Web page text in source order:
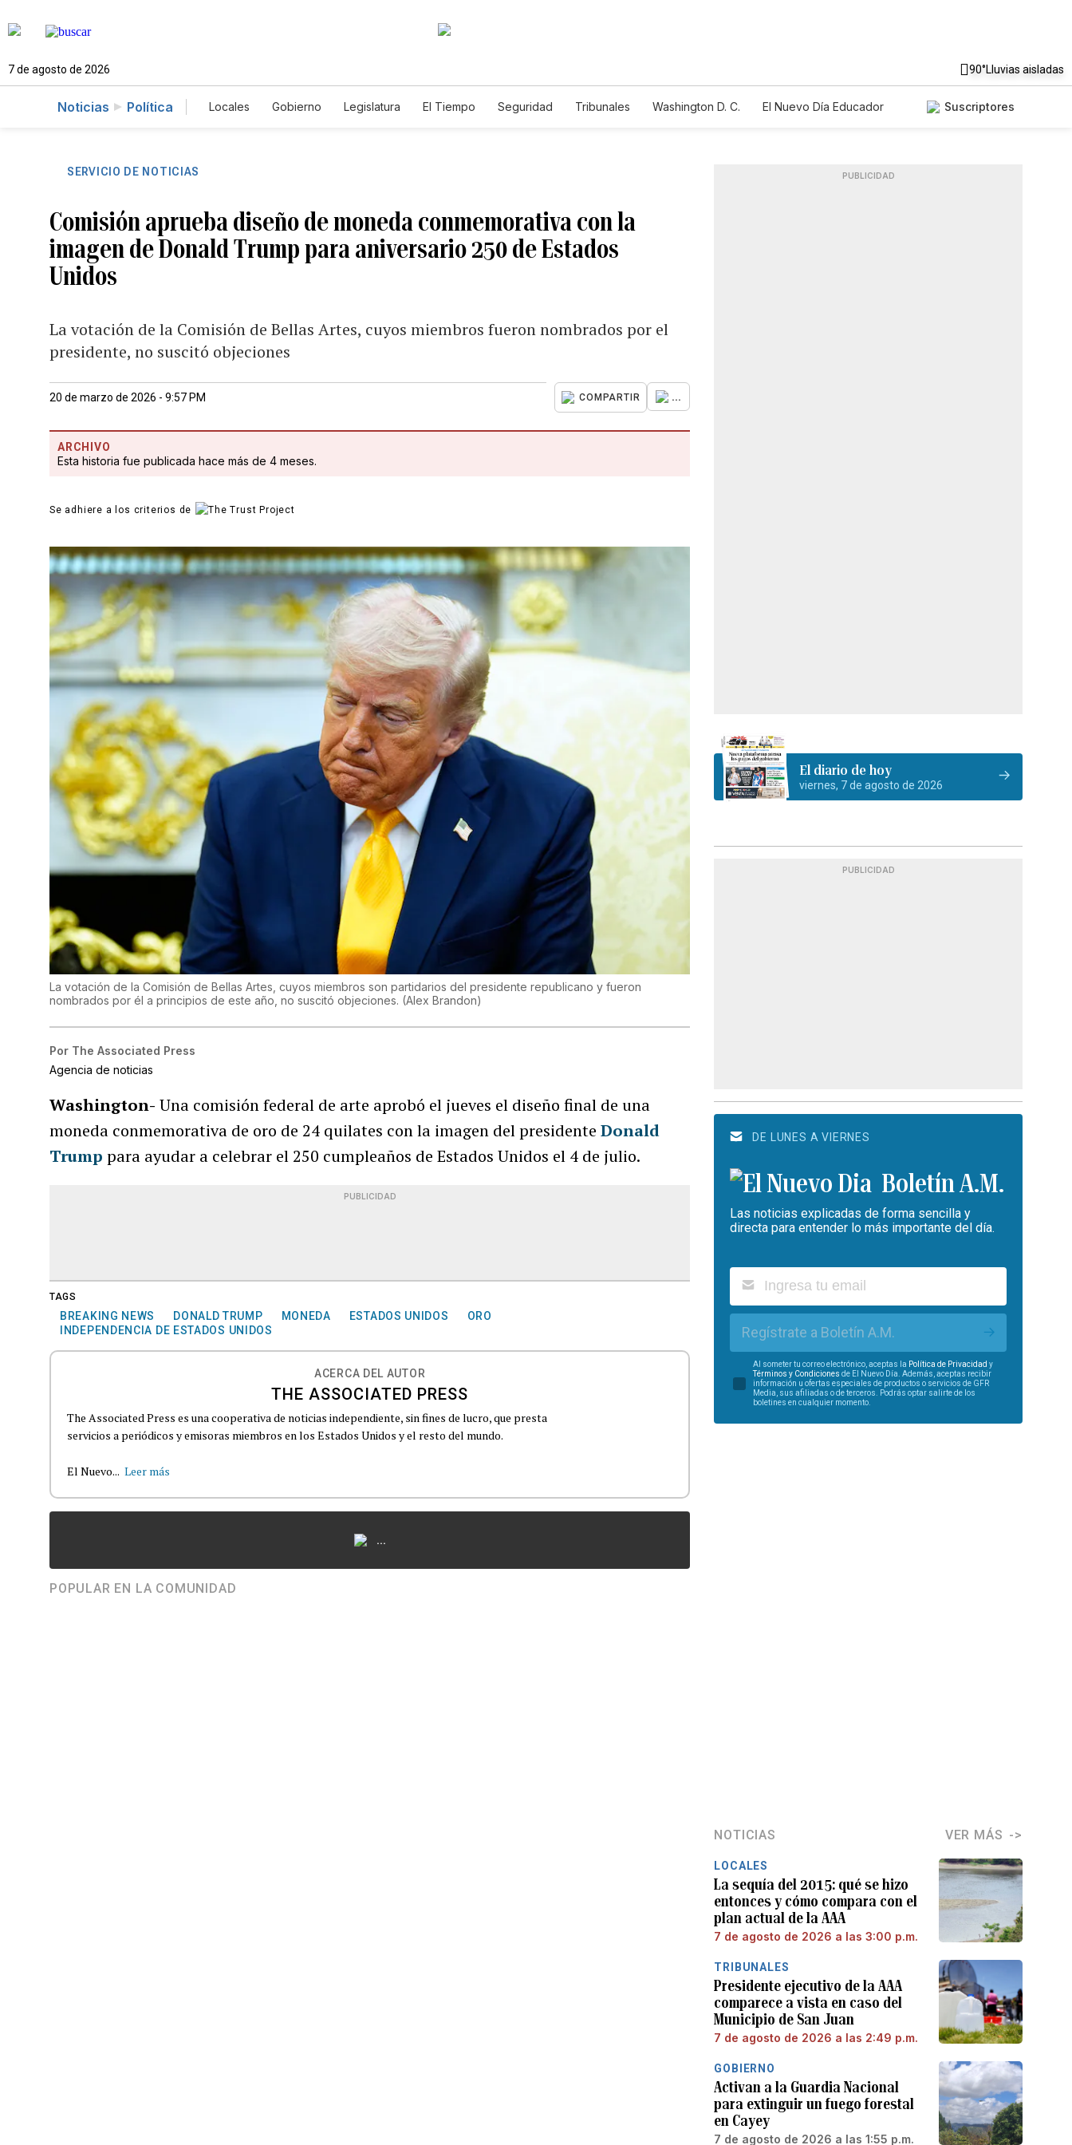
7 de agosto de 2026 90°Lluvias aisladas
Noticias Política Locales Gobierno Legislatura El Tiempo Seguridad Tribunales Washington D. C.
El Nuevo Día Educador
Suscriptores
SERVICIO DE NOTICIAS
Comisión aprueba diseño de moneda conmemorativa con la
imagen de Donald Trump para aniversario 250 de Estados
Unidos
La votación de la Comisión de Bellas Artes, cuyos miembros fueron nombrados por el
presidente, no suscitó objeciones
20 de marzo de 2026 - 9:57 PM COMPARTIR ...
ARCHIVO
Esta historia fue publicada hace más de 4 meses.
Se adhiere a los criterios de
La votación de la Comisión de Bellas Artes, cuyos miembros son partidarios del presidente republicano y fueron
nombrados por él a principios de este año, no suscitó objeciones. (Alex Brandon)
Por The Associated Press
Agencia de noticias
Washington- Una comisión federal de arte aprobó el jueves el diseño final de una
moneda conmemorativa de oro de 24 quilates con la imagen del presidenteDonald
Trump para ayudar a celebrar el 250 cumpleaños de Estados Unidos el 4 de julio.
PUBLICIDAD
TAGS
BREAKING NEWS DONALD TRUMP MONEDA ESTADOS UNIDOS
ORO
INDEPENDENCIA DE ESTADOS UNIDOS
ACERCA DEL AUTOR
THE ASSOCIATED PRESS
The Associated Press es una cooperativa de noticias independiente, sin fines de lucro, que presta
servicios a periódicos y emisoras miembros en los Estados Unidos y el resto del mundo.
El Nuevo... Leer más
...
POPULAR EN LA COMUNIDAD
PUBLICIDAD
El diario de hoy
viernes, 7 de agosto de 2026
PUBLICIDAD
DE LUNES A VIERNES
Boletín A.M.
Las noticias explicadas de forma sencilla y
directa para entender lo más importante del día.
Regístrate a Boletín A.M.
Al someter tu correo electrónico, aceptas la Política de Privacidad y
Términos y Condiciones de El Nuevo Día. Además, aceptas recibir
información u ofertas especiales de productos o servicios de GFR
Media, sus afiliadas o de terceros. Podrás optar salirte de los
boletines en cualquier momento.
NOTICIAS VER MÁS
LOCALES
La sequía del 2015: qué se hizo
entonces y cómo compara con el
plan actual de la AAA
7 de agosto de 2026 a las 3:00 p.m.
TRIBUNALES
Presidente ejecutivo de la AAA
comparece a vista en caso del
Municipio de San Juan
7 de agosto de 2026 a las 2:49 p.m.
GOBIERNO
Activan a la Guardia Nacional
para extinguir un fuego forestal
en Cayey
7 de agosto de 2026 a las 1:55 p.m.